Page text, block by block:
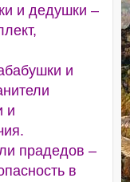
и дедушки –
и
и
прадедов –
в